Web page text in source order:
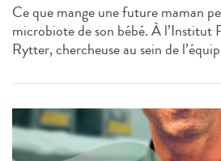
Ce que mange une future maman
microbiote de son bébé. À l’Institut
Rytter, chercheuse au sein de